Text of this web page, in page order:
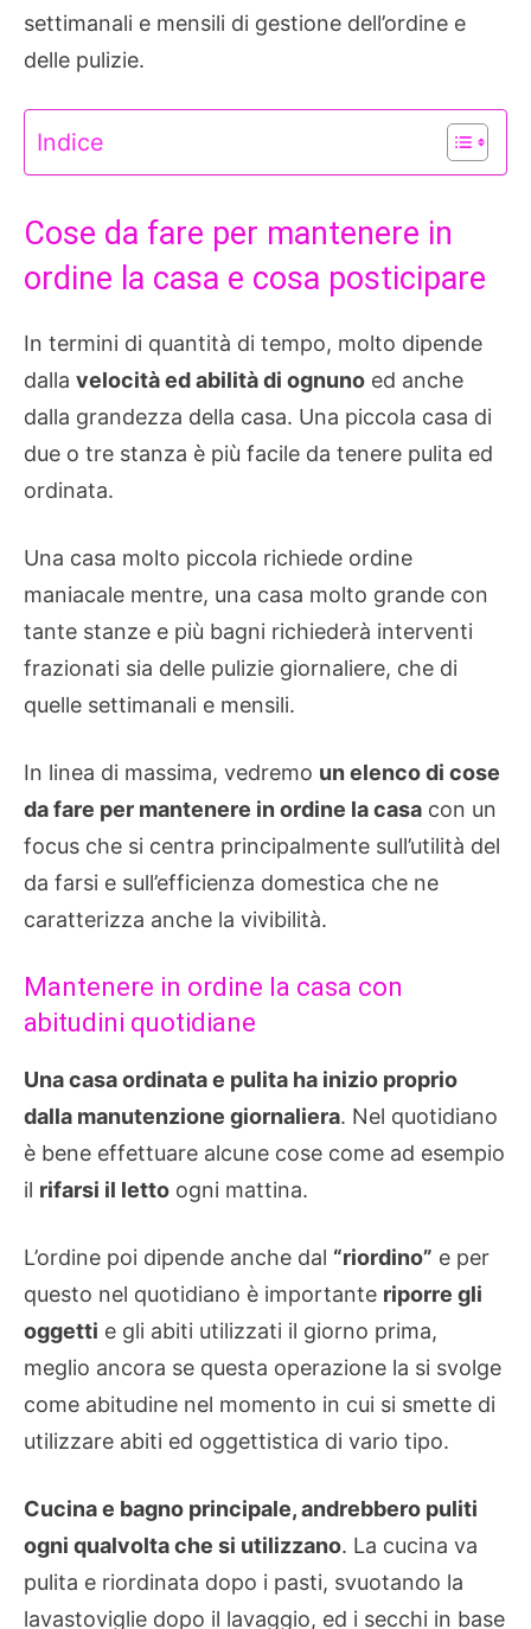
settimanali e mensili di gestione dell’ordine e
delle pulizie.
Indice
Cose da fare per mantenere in
ordine la casa e cosa posticipare
In termini di quantità di tempo, molto dipende
dalla velocità ed abilità di ognuno ed anche
dalla grandezza della casa. Una piccola casa di
due o tre stanza è più facile da tenere pulita ed
ordinata.
Una casa molto piccola richiede ordine
maniacale mentre, una casa molto grande con
tante stanze e più bagni richiederà interventi
frazionati sia delle pulizie giornaliere, che di
quelle settimanali e mensili.
In linea di massima, vedremo un elenco di cose
da fare per mantenere in ordine la casa con un
focus che si centra principalmente sull’utilità del
da farsi e sull’efficienza domestica che ne
caratterizza anche la vivibilità.
Mantenere in ordine la casa con
abitudini quotidiane
Una casa ordinata e pulita ha inizio proprio
dalla manutenzione giornaliera. Nel quotidiano
è bene effettuare alcune cose come ad esempio
il rifarsi il letto ogni mattina.
L’ordine poi dipende anche dal “riordino” e per
questo nel quotidiano è importante riporre gli
oggetti e gli abiti utilizzati il giorno prima,
meglio ancora se questa operazione la si svolge
come abitudine nel momento in cui si smette di
utilizzare abiti ed oggettistica di vario tipo.
Cucina e bagno principale, andrebbero puliti
ogni qualvolta che si utilizzano. La cucina va
pulita e riordinata dopo i pasti, svuotando la
lavastoviglie dopo il lavaggio, ed i secchi in base